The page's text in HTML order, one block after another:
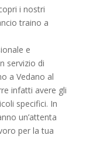
i nostri
traino a
e
servizio di
a Vedano al
infatti avere gli
specifici. In
un’attenta
per la tua